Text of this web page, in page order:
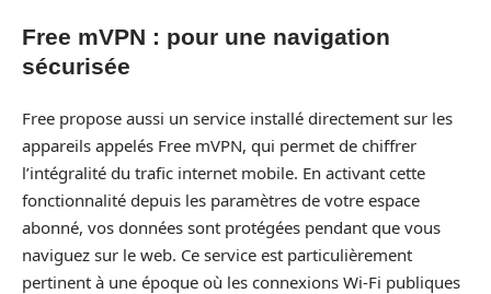
Free mVPN : pour une navigation
sécurisée
Free propose aussi un service installé directement sur les
appareils appelés Free mVPN, qui permet de chiffrer
l’intégralité du trafic internet mobile. En activant cette
fonctionnalité depuis les paramètres de votre espace
abonné, vos données sont protégées pendant que vous
naviguez sur le web. Ce service est particulièrement
pertinent à une époque où les connexions Wi-Fi publiques